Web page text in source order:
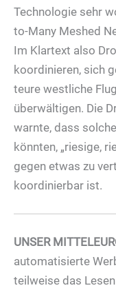
Technologie sehr
to-Many Meshed
Im Klartext also
koordinieren, sich
teure westliche
überwältigen. Die
warnte, dass
könnten, „riesige,
gegen etwas zu
koordinierbar ist.
UNSER
automatisierte
teilweise das